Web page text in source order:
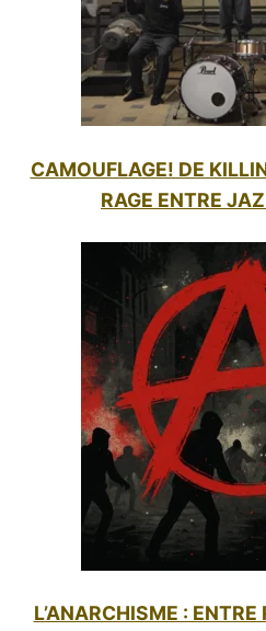
CAMOUFLAGE! DE
RAGE ENTRE
L’ANARCHISME :